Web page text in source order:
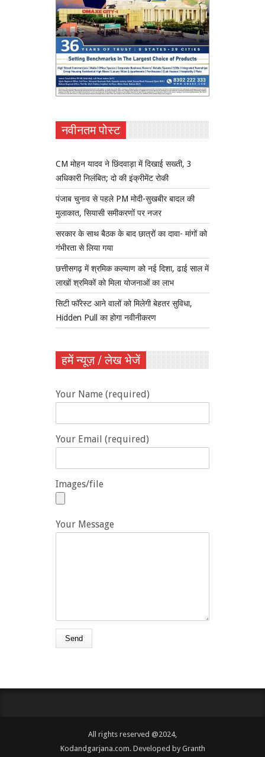
नवीनतम पोस्ट
CM मोहन यादव ने छिंदवाड़ा में दिखाई सख्ती, 3
अधिकारी निलंबित; दो की इंक्रीमेंट रोकी
पंजाब चुनाव से पहले PM मोदी-सुखबीर बादल की
मुलाकात, सियासी समीकरणों पर नजर
सरकार के साथ बैठक के बाद छात्रों का दावा- मांगों को
गंभीरता से लिया गया
छत्तीसगढ़ में श्रमिक कल्याण को नई दिशा, ढाई साल में
लाखों श्रमिकों को मिला योजनाओं का लाभ
सिटी फॉरेस्ट आने वालों को मिलेगी बेहतर सुविधा,
Hidden Pull का होगा नवीनीकरण
हमें न्यूज़ / लेख भेजें
Your Name (required)
Your Email (required)
Images/file
Your Message
All rights reserved @2024,
Kodandgarjana.com. Developed by Granth